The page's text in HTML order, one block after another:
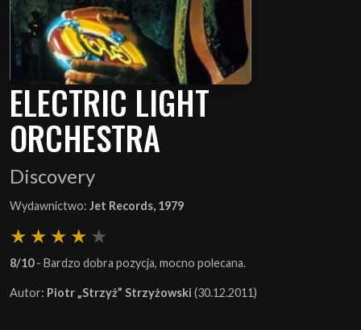
ELECTRIC LIGHT
ORCHESTRA
Discovery
Wydawnictwo: Jet Records, 1979
8/10- Bardzo dobra pozycja, mocno polecana.
Autor: Piotr „Strzyż” Strzyżowski (30.12.2011)